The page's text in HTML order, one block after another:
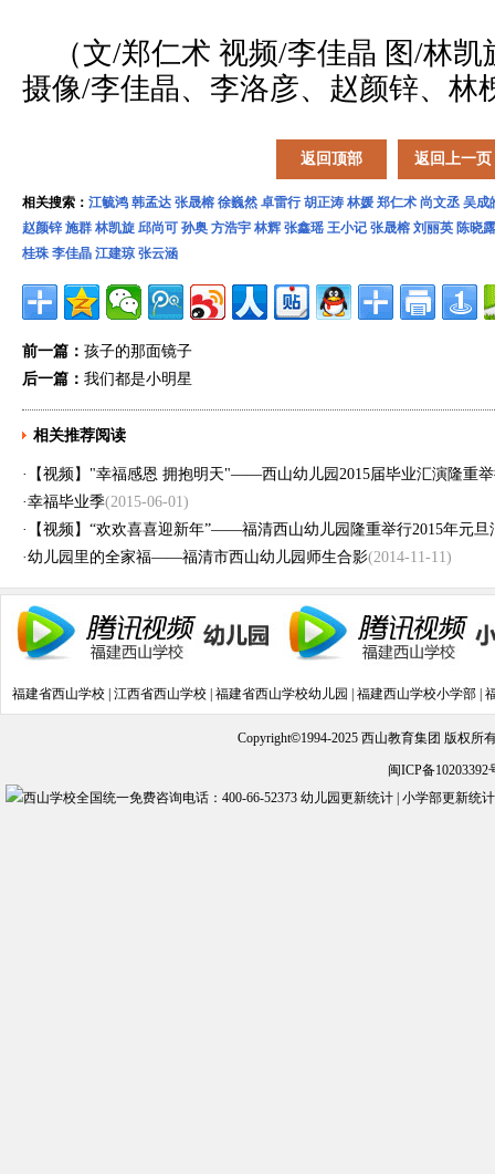
（文/郑仁术 视频/李佳晶 图/林凯
摄像/李佳晶、李洛彦、赵颜锌、林
返回顶部 返回上一页
相关搜索： 江毓鸿 韩孟达 张晟榕 徐巍然 卓雷行 胡正涛 林媛 郑仁术 尚文丞 吴成
赵颜锌 施群 林凯旋 邱尚可 孙奥 方浩宇 林辉 张鑫瑶 王小记 张晟榕 刘丽英 陈晓露
桂珠 李佳晶 江建琼 张云涵
前一篇： 孩子的那面镜子
后一篇： 我们都是小明星
相关推荐阅读
·
【视频】"幸福感恩 拥抱明天"——西山幼儿园2015届毕业汇演隆重
·幸福毕业季(2015-06-01)
·
【视频】“欢欢喜喜迎新年”——福清西山幼儿园隆重举行2015年元
·幼儿园里的全家福——福清市西山幼儿园师生合影(2014-11-11)
福建省西山学校 | 江西省西山学校 | 福建省西山学校幼儿园 | 福建西山学校小学部 |
Copyright©1994-2025 西山教育集团 版权所
闽ICP备10203392
幼儿园更新统计| 小学部更新统计